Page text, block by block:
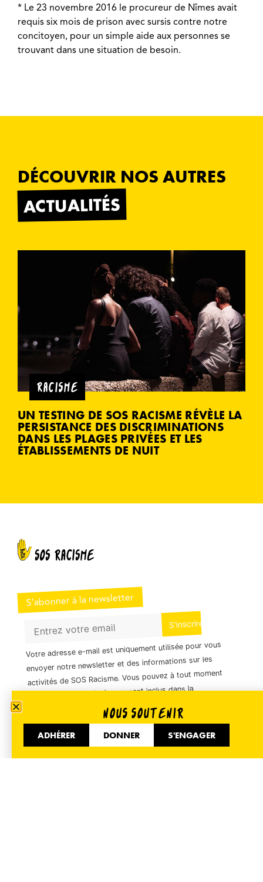
* Le 23 novembre 2016 le procureur de Nîmes avait
requis six mois de prison avec sursis contre notre
concitoyen, pour un simple aide aux personnes se
trouvant dans une situation de besoin.
DÉCOUVRIR NOS AUTRES
ACTUALITÉS
RACISME
UN TESTING DE SOS RACISME RÉVÈLE LA
PERSISTANCE DES DISCRIMINATIONS
DANS LES PLAGES PRIVÉES ET LES
ÉTABLISSEMENTS DE NUIT
S’abonner à la newsletter
Votre adresse e-mail est uniquement utilisée pour vous
envoyer notre newsletter et des informations sur les
activités de SOS Racisme. Vous pouvez à tout moment
utiliser le lien de désabonnement inclus dans la
01 40 35 36 55
NOUS SOUTENIR
ADHÉRER DONNER S'ENGAGER